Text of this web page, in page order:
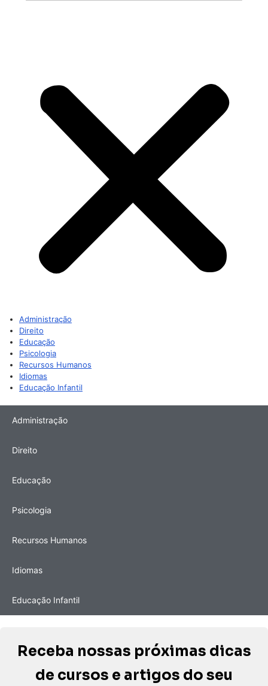
Administração
Direito
Educação
Psicologia
Recursos Humanos
Idiomas
Educação Infantil
Administração
Direito
Educação
Psicologia
Recursos Humanos
Idiomas
Educação Infantil
Receba nossas próximas dicas
de cursos e artigos do seu